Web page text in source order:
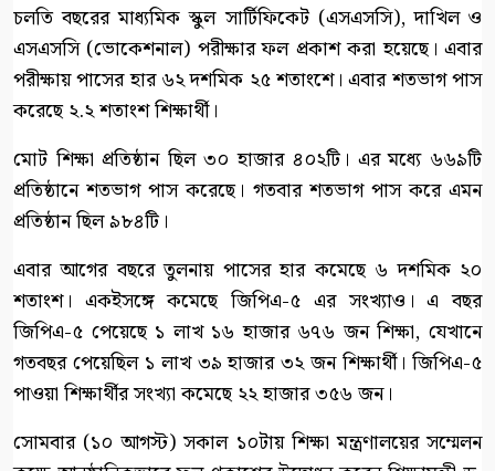
চলতি বছরের মাধ্যমিক স্কুল সার্টিফিকেট (এসএসসি), দাখিল ও
এসএসসি (ভোকেশনাল) পরীক্ষার ফল প্রকাশ করা হয়েছে। এবার
পরীক্ষায় পাসের হার ৬২ দশমিক ২৫ শতাংশে। এবার শতভাগ পাস
করেছে ২.২ শতাংশ শিক্ষার্থী।
মোট শিক্ষা প্রতিষ্ঠান ছিল ৩০ হাজার ৪০২টি। এর মধ্যে ৬৬৯টি
প্রতিষ্ঠানে শতভাগ পাস করেছে। গতবার শতভাগ পাস করে এমন
প্রতিষ্ঠান ছিল ৯৮৪টি।
এবার আগের বছরে তুলনায় পাসের হার কমেছে ৬ দশমিক ২০
শতাংশ। একইসঙ্গে কমেছে জিপিএ-৫ এর সংখ্যাও। এ বছর
জিপিএ-৫ পেয়েছে ১ লাখ ১৬ হাজার ৬৭৬ জন শিক্ষা, যেখানে
গতবছর পেয়েছিল ১ লাখ ৩৯ হাজার ৩২ জন শিক্ষার্থী। জিপিএ-৫
পাওয়া শিক্ষার্থীর সংখ্যা কমেছে ২২ হাজার ৩৫৬ জন।
সোমবার (১০ আগস্ট) সকাল ১০টায় শিক্ষা মন্ত্রণালয়ের সম্মেলন